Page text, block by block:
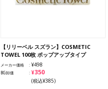
【リリーベル スズラン】COSMETIC
TOWEL 100枚 ポップアップタイプ
メーカー価格 ¥498
BG卸価 ¥350
(税込¥385)